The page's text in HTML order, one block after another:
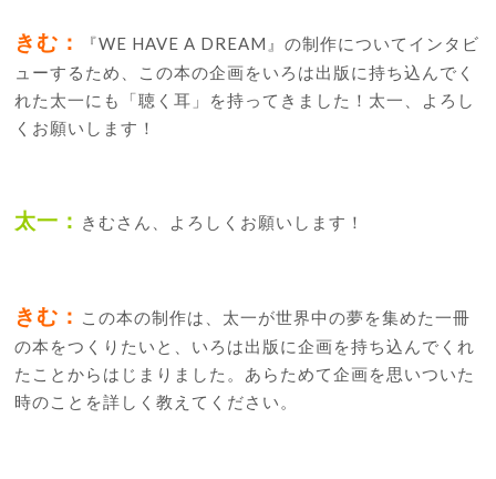
きむ：
『WE HAVE A DREAM』の制作についてインタビ
ューするため、この本の企画をいろは出版に持ち込んでく
れた太一にも「聴く耳」を持ってきました！太一、よろし
くお願いします！
太一： きむさん、よろしくお願いします！
きむ： この本の制作は、太一が世界中の夢を集めた一冊
の本をつくりたいと、いろは出版に企画を持ち込んでくれ
たことからはじまりました。あらためて企画を思いついた
時のことを詳しく教えてください。